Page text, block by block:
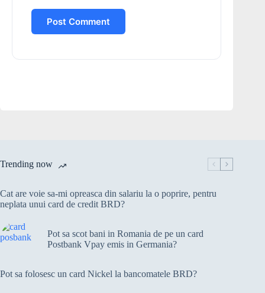
Post Comment
Trending now
Cat are voie sa-mi opreasca din salariu la o poprire, pentru
neplata unui card de credit BRD?
Pot sa scot bani in Romania de pe un card
Postbank Vpay emis in Germania?
Pot sa folosesc un card Nickel la bancomatele BRD?